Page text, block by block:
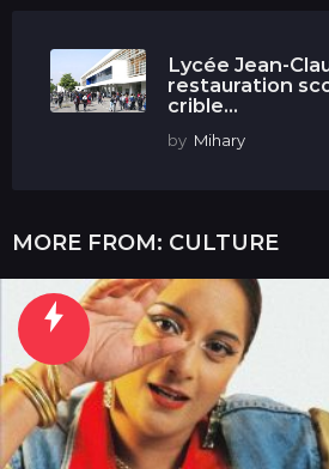
Lycée Jean-
restauration
crible...
by Mihary
MORE FROM: CULTURE